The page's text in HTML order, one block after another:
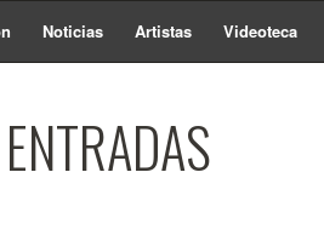
Noticias Artistas Videoteca
ENTRADAS